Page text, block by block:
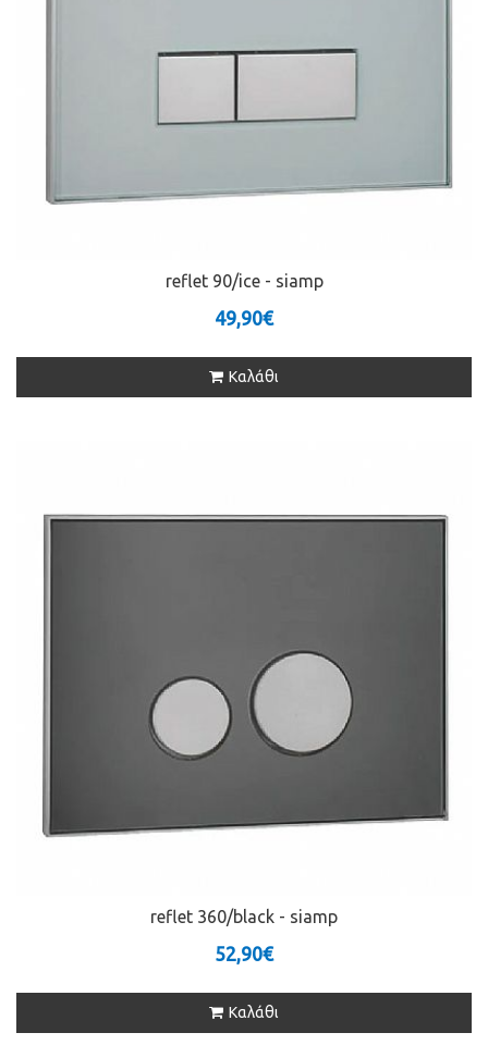
reflet 90/ice - siamp
49,90€
Καλάθι
reflet 360/black - siamp
52,90€
Καλάθι